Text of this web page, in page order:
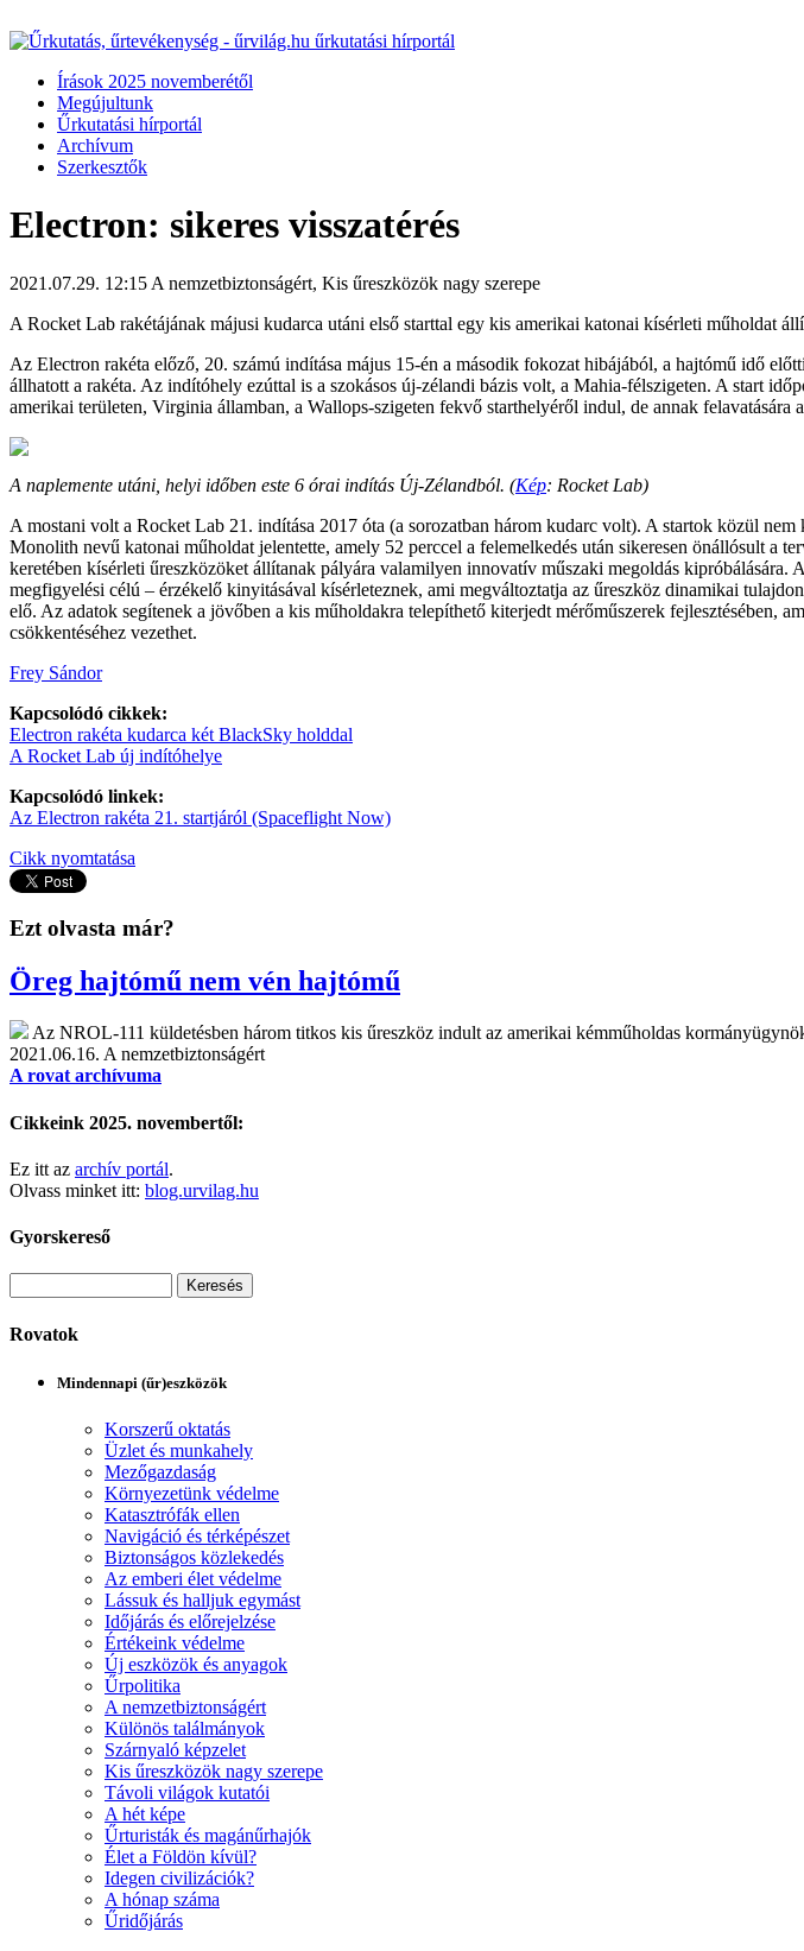
Írások 2025 novemberétől
Megújultunk
Űrkutatási hírportál
Archívum
Szerkesztők
Electron: sikeres visszatérés
2021.07.29. 12:15 A nemzetbiztonságért, Kis űreszközök nagy szerepe
A Rocket Lab rakétájának májusi kudarca utáni első starttal egy kis amerikai katonai kísérleti műholdat
Az Electron rakéta előző, 20. számú indítása május 15-én a második fokozat hibájából, a hajtómű idő
állhatott a rakéta. Az indítóhely ezúttal is a szokásos új-zélandi bázis volt, a Mahia-félszigeten. A start
amerikai területen, Virginia államban, a Wallops-szigeten fekvő starthelyéről indul, de annak felavatására
A naplemente utáni, helyi időben este 6 órai indítás Új-Zélandból. (Kép: Rocket Lab)
A mostani volt a Rocket Lab 21. indítása 2017 óta (a sorozatban három kudarc volt). A startok közül
Monolith nevű katonai műholdat jelentette, amely 52 perccel a felemelkedés után sikeresen önállósult a
keretében kísérleti űreszközöket állítanak pályára valamilyen innovatív műszaki megoldás
megfigyelési célú – érzékelő kinyitásával kísérleteznek, ami megváltoztatja az űreszköz dinamikai
elő. Az adatok segítenek a jövőben a kis műholdakra telepíthető kiterjedt mérőműszerek fejlesztésében,
csökkentéséhez vezethet.
Frey Sándor
Kapcsolódó cikkek:
Electron rakéta kudarca két BlackSky holddal
A Rocket Lab új indítóhelye
Kapcsolódó linkek:
Az Electron rakéta 21. startjáról (Spaceflight Now)
Cikk nyomtatása
Ezt olvasta már?
Öreg hajtómű nem vén hajtómű
Az NROL-111 küldetésben három titkos kis űreszköz indult az amerikai kémműholdas
2021.06.16. A nemzetbiztonságért
A rovat archívuma
Cikkeink 2025. novembertől:
Ez itt az archív portál.
Olvass minket itt: blog.urvilag.hu
Gyorskereső
Rovatok
Mindennapi (űr)eszközök
Korszerű oktatás
Üzlet és munkahely
Mezőgazdaság
Környezetünk védelme
Katasztrófák ellen
Navigáció és térképészet
Biztonságos közlekedés
Az emberi élet védelme
Lássuk és halljuk egymást
Időjárás és előrejelzése
Értékeink védelme
Új eszközök és anyagok
Űrpolitika
A nemzetbiztonságért
Különös találmányok
Szárnyaló képzelet
Kis űreszközök nagy szerepe
Távoli világok kutatói
A hét képe
Űrturisták és magánűrhajók
Élet a Földön kívül?
Idegen civilizációk?
A hónap száma
Űridőjárás